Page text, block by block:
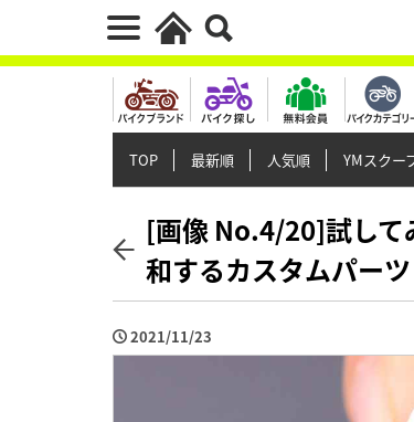
TOP 最新順 人気順 YMスクー
[画像 No.4/20]試して
和するカスタムパー
2021/11/23